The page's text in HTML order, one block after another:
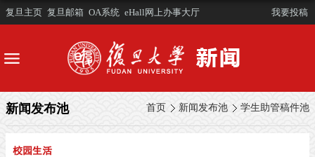
复旦主页 复旦邮箱 OA系统 eHall网上办事大厅 我要投稿
首页 新闻发布池 学生助管稿件池
新闻发布池
校园生活